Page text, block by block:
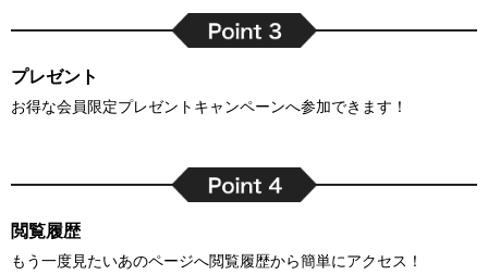
プレゼント
お得な会員限定プレゼントキャンペーンへ参加できます！
閲覧履歴
もう一度見たいあのページへ閲覧履歴から簡単にアクセス！